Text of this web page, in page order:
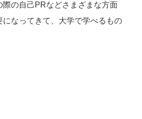
際の自己PRなどさまざまな方面
になってきて、大学で学べるもの